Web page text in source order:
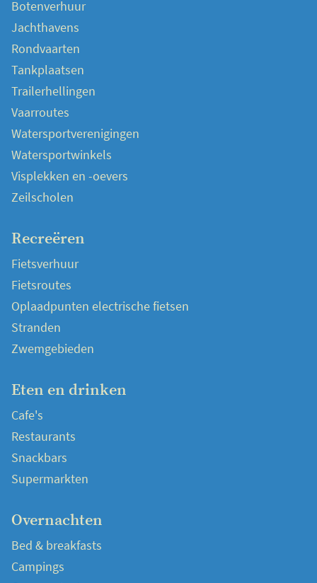
Botenverhuur
Jachthavens
Rondvaarten
Tankplaatsen
Trailerhellingen
Vaarroutes
Watersportverenigingen
Watersportwinkels
Visplekken en -oevers
Zeilscholen
Recreëren
Fietsverhuur
Fietsroutes
Oplaadpunten electrische fietsen
Stranden
Zwemgebieden
Eten en drinken
Cafe's
Restaurants
Snackbars
Supermarkten
Overnachten
Bed & breakfasts
Campings